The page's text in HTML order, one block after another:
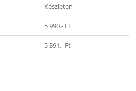
Készleten
5 990.- Ft
5 391.- Ft